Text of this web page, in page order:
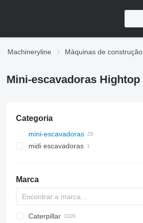
Machineryline Máquinas de construção
Mini-escavadoras Hightop
Categoria
mini-escavadoras
midi escavadoras
Marca
AX
140W
323
90
CK
440
Caterpillar